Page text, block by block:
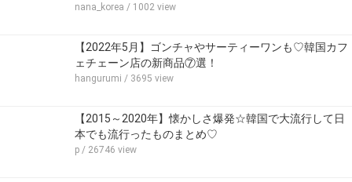
nana_korea / 1002 view
【2022年5月】ゴンチャやサーティーワンも♡韓国カフ
ェチェーン店の新商品⑦選！
hangurumi / 3695 view
【2015～2020年】懐かしさ爆発☆韓国で大流行して日
本でも流行ったものまとめ♡
p / 26746 view